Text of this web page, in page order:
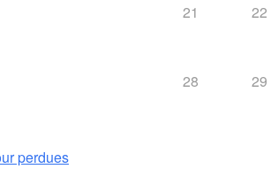
perdues
21 22
28 29